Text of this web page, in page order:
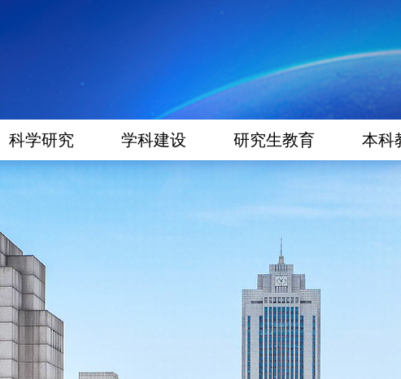
科学研究 学科建设 研究生教育 本科